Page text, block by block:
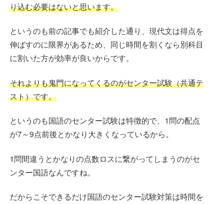
り込む必要はないと思います。
というのも前の記事でも紹介した通り、現代文は得点を
伸ばすのに限界があるため、同じ時間を割くなら別科目
に割いた方が効率が良いからです。
それよりも鬼門になってくるのがセンター試験（共通テ
スト）です。
というのも国語のセンター試験は特徴的で、1問の配点
が7～9点前後とかなり大きくなっているから。
1問間違うとかなりの点数ロスに繋がってしまうのがセ
ンター国語なんですね。
だからこそできるだけ国語のセンター試験対策は時間を